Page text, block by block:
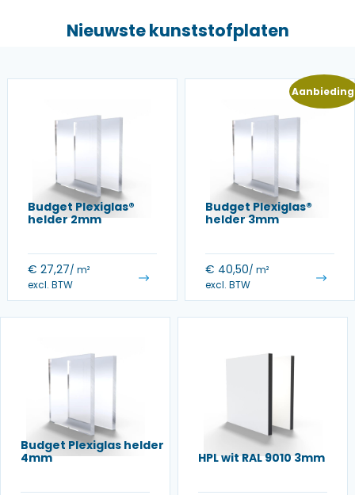
Nieuwste kunststofplaten
Budget Plexiglas®
helder 2mm
€ 27,27/ m²
excl. BTW
Budget Plexiglas®
helder 3mm
€ 40,50/ m²
excl. BTW
Budget Plexiglas helder
4mm
HPL wit RAL 9010 3mm